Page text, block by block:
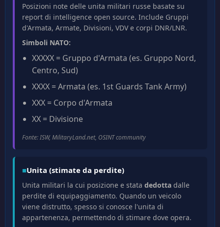
Posizioni note delle unita militari russe basate su
report di intelligence open source. Include Gruppi
d'Armata, Armate, Divisioni, VDV e corpi DNR/LNR.
Simboli NATO:
XXXXX = Gruppo d'Armata (es. Gruppo Nord,
Centro, Sud)
XXXX = Armata (es. 1st Guards Tank Army)
XXX = Corpo d'Armata
XX = Divisione
Fonte: ISW, MilitaryLand.net, OSINT community
■Unita (stimate da perdite)
Unita militari la cui posizione e stata dedotta dalle
perdite di equipaggiamento. Quando un veicolo
viene distrutto, spesso si conosce l'unita di
appartenenza, permettendo di stimare dove opera.